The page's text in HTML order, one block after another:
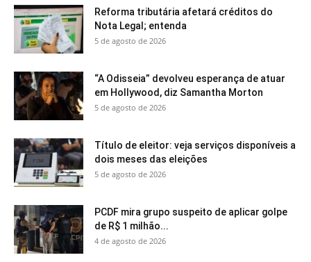
Reforma tributária afetará créditos do
Nota Legal; entenda
5 de agosto de 2026
“A Odisseia” devolveu esperança de atuar
em Hollywood, diz Samantha Morton
5 de agosto de 2026
Título de eleitor: veja serviços disponíveis a
dois meses das eleições
5 de agosto de 2026
PCDF mira grupo suspeito de aplicar golpe
de R$ 1 milhão...
4 de agosto de 2026